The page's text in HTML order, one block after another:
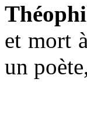
et mort
un